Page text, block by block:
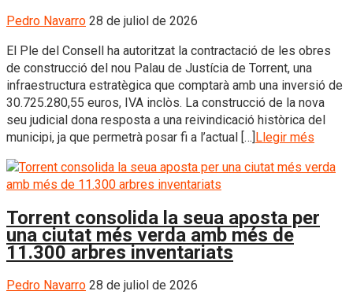
Pedro Navarro 28 de juliol de 2026
El Ple del Consell ha autoritzat la contractació de les obres
de construcció del nou Palau de Justícia de Torrent, una
infraestructura estratègica que comptarà amb una inversió de
30.725.280,55 euros, IVA inclòs. La construcció de la nova
seu judicial dona resposta a una reivindicació històrica del
municipi, ja que permetrà posar fi a l’actual […]Llegir més
Torrent consolida la seua aposta per
una ciutat més verda amb més de
11.300 arbres inventariats
Pedro Navarro 28 de juliol de 2026